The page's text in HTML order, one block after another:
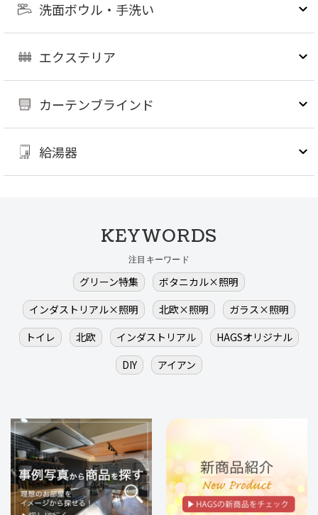
洗面ボウル・手洗い
エクステリア
カーテンブラインド
給湯器
KEYWORDS
注目キーワード
グリーン特集
ボタニカル×照明
インダストリアル×照明
北欧×照明
ガラス×照明
トイレ
北欧 インダストリアル
HAGSオリジナル
DIY
アイアン